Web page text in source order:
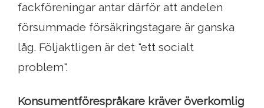
fackföreningar antar därför att andelen
försummade försäkringstagare är ganska
låg. Följaktligen är det "ett socialt
problem".
Konsumentförespråkare kräver överkomlig